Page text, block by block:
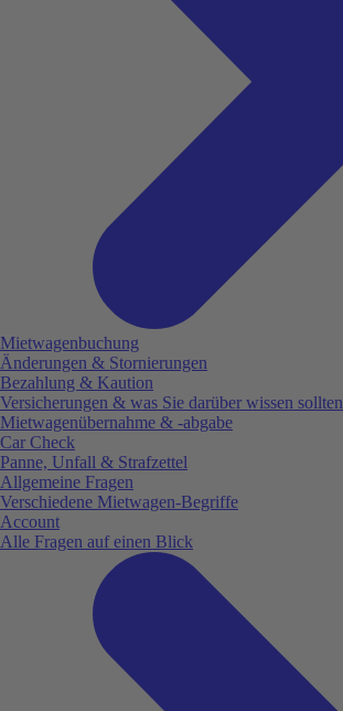
Mietwagenbuchung
Änderungen & Stornierungen
Bezahlung & Kaution
Versicherungen & was Sie darüber wissen sollten
Mietwagenübernahme & -abgabe
Car Check
Panne, Unfall & Strafzettel
Allgemeine Fragen
Verschiedene Mietwagen-Begriffe
Account
Alle Fragen auf einen Blick